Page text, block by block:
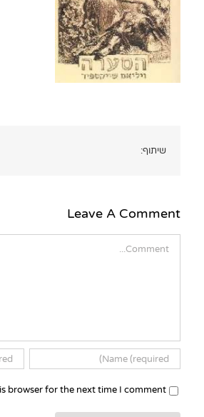
שיתוף:
Leave A Comment
browser for the next time I comment.